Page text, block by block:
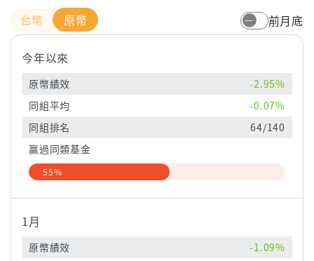
原幣 前月底
今年以來
原幣績效
-2.95%
同組平均
-0.07%
同組排名
64/140
贏過同類基金
55%
1月
原幣績效
-1.09%